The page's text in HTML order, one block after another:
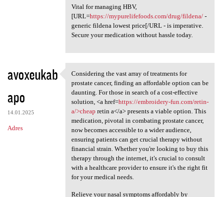
Vital for managing HBV,
[URL=https://mypurelifefoods.com/drug/fildena/-
generic fildena lowest price[/URL - is imperative.
Secure your medication without hassle today.
avoxeukab
apo
14.01.2025
Adres
Considering the vast array of
Considering the vast array of treatments for
prostate cancer, finding an affordable option can be
daunting. For those in search of a cost-effective
solution, <a href=https://embroidery-fun.com/retin-
a/>cheap retin a</a> presents a viable option. This
medication, pivotal in combating prostate cancer,
now becomes accessible to a wider audience,
ensuring patients can get crucial therapy without
financial strain. Whether you're looking to buy this
therapy through the internet, it's crucial to consult
with a healthcare provider to ensure it's the right fit
for your medical needs.
Relieve your nasal symptoms affordably by